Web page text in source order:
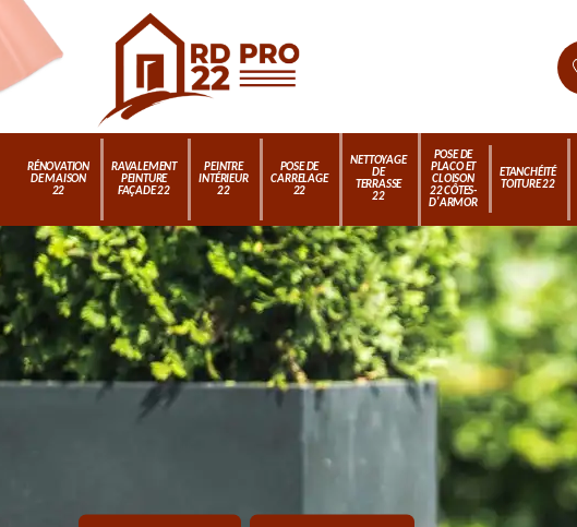
RÉNOVATION
DE MAISON
22
RAVALEMENT
PEINTURE
FAÇADE 22
PEINTRE
INTÉRIEUR
22
POSE DE
CARRELAGE
22
NETTOYAGE
DE
TERRASSE
22
POSE DE
PLACO ET
CLOISON
22 CÔTES-
D'ARMOR
ETANCHÉITÉ
TOITURE 22